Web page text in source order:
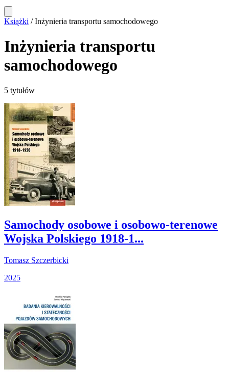
Książki / Inżynieria transportu samochodowego
Inżynieria transportu
samochodowego
5 tytułów
Samochody osobowe i osobowo-terenowe
Wojska Polskiego 1918-1...
Tomasz Szczerbicki
2025